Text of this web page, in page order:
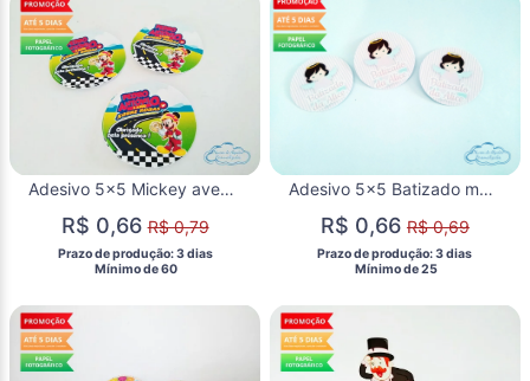
Adesivo 5x5 Mickey aventura sobre rodas
R$ 0,66R$ 0,79
Prazo de produção: 3 dias
  Mínimo de 60
Adesivo 5x5 Batizado menina
R$ 0,66R$ 0,69
Prazo de produção: 3 dias
  Mínimo de 25